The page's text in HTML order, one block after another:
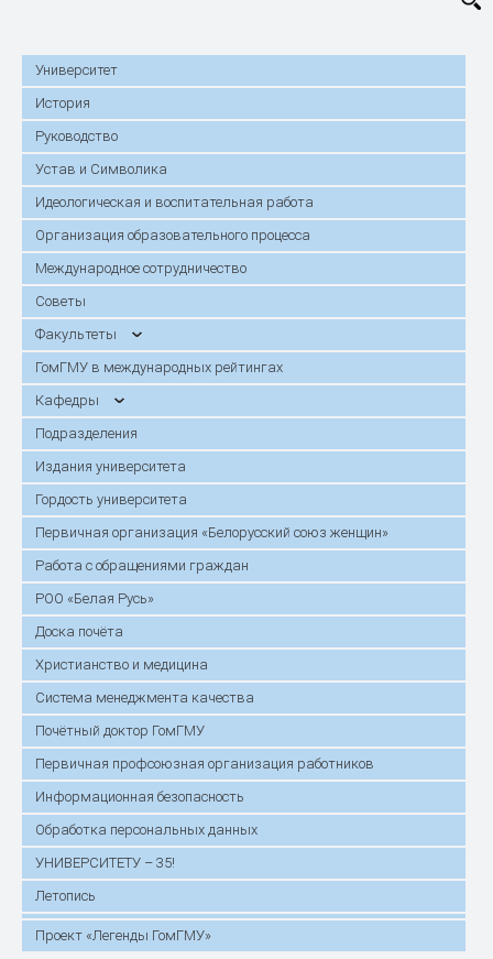
Университет
История
Руководство
Устав и Символика
Идеологическая и воспитательная работа
Организация образовательного процесса
Международное сотрудничество
Советы
Факультеты
ГомГМУ в международных рейтингах
Кафедры
Подразделения
Издания университета
Гордость университета
Первичная организация «Белорусский союз женщин»
Работа с обращениями граждан
РОО «Белая Русь»
Доска почёта
Христианство и медицина
Система менеджмента качества
Почётный доктор ГомГМУ
Первичная профсоюзная организация работников
Информационная безопасность
Обработка персональных данных
УНИВЕРСИТЕТУ – 35!
Летопись
Проект «Легенды ГомГМУ»